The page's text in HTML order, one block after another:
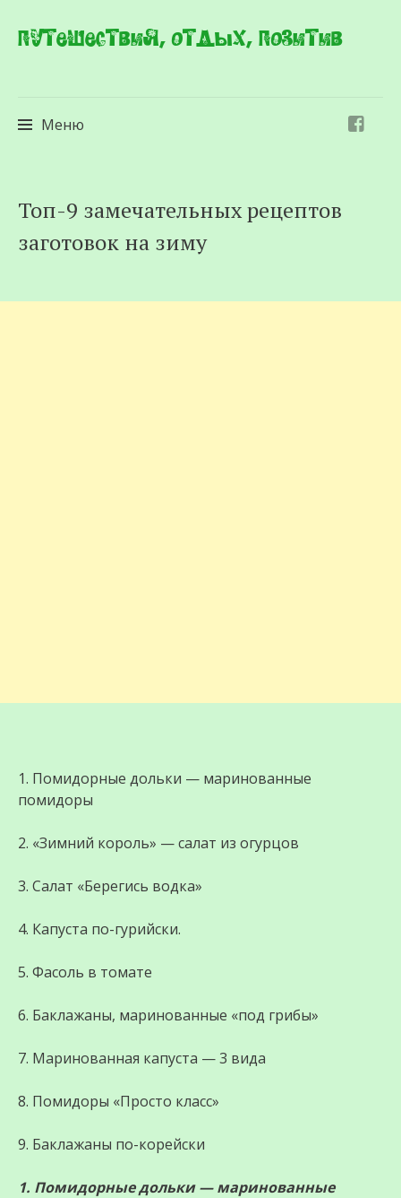
Путешествия, отдых, позитив
Меню
к
содержимому
Топ-9 замечательных рецептов
заготовок на зиму
1. Помидорные дольки — маринованные
помидоры
2. «Зимний король» — салат из огурцов
3. Салат «Берегись водка»
4. Капуста по-гурийски.
5. Фасоль в томате
6. Баклажаны, маринованные «под грибы»
7. Маринованная капуста — 3 вида
8. Помидоры «Просто класс»
9. Баклажаны по-корейски
1. Помидорные дольки — маринованные